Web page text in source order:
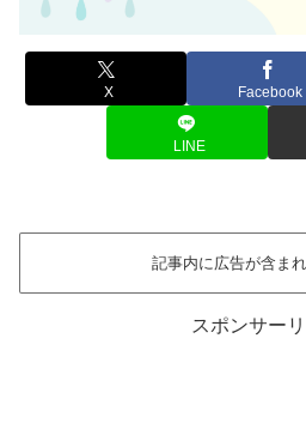
X Facebook
LINE
記事内に広告が含まれ
スポンサー